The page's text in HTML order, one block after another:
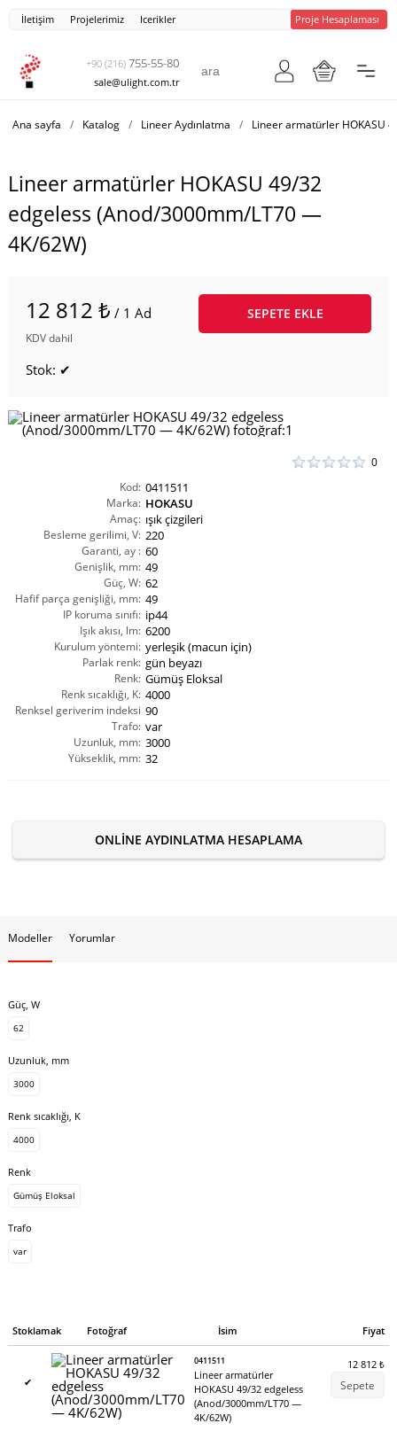
İletişim Projelerimiz Icerikler Proje Hesaplaması
+90 (216) 755-55-80
sale@ulight.com.tr
Ana sayfa / Katalog / Lineer Aydınlatma / Lineer armatürler HOKASU
Lineer armatürler HOKASU 49/32
edgeless (Anod/3000mm/LT70 —
4K/62W)
12 812 ₺ / 1 Ad
KDV dahil
SEPETE EKLE
Stok: ✔
0
Kod: 0411511
Marka: HOKASU
Amaç: ışık çizgileri
Besleme gerilimi, V: 220
Garanti, ay : 60
Genişlik, mm: 49
Güç, W: 62
Hafif parça genişliği, mm: 49
IP koruma sınıfı: ip44
Işık akısı, lm: 6200
Kurulum yöntemi: yerleşik (macun için)
Parlak renk: gün beyazı
Renk: Gümüş Eloksal
Renk sıcaklığı, K: 4000
Renksel geriverim indeksi
CRI(Ra):
90
Trafo: var
Uzunluk, mm: 3000
Yükseklik, mm: 32
ONLINE AYDINLATMA HESAPLAMA
Modeller Yorumlar
Güç, W
62
Uzunluk, mm
3000
Renk sıcaklığı, K
4000
Renk
Gümüş Eloksal
Trafo
var
Stoklamak Fotoğraf İsim Fiyat
✔
0411511
Lineer armatürler
HOKASU 49/32 edgeless
(Anod/3000mm/LT70 —
4K/62W)
12 812₺
Sepete